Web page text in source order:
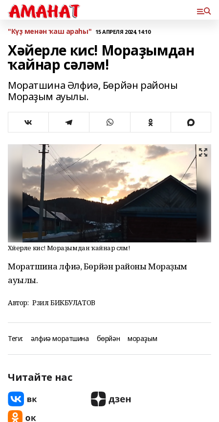
"Күҙ менән ҡаш араһы" 15 АПРЕЛЯ 2024, 14:10
Хәйерле кис! Мораҙымдан
ҡайнар сәләм!
Моратшина Әлфиә, Бөрйән районы
Мораҙым ауылы.
Хәйерле кис! Мораҙымдан ҡайнар сәләм!
Моратшина Әлфиә, Бөрйән районы Мораҙым
ауылы.
Автор: Рәзил БИКБУЛАТОВ
Теги: әлфиә моратшина бөрйән мораҙым
Читайте нас